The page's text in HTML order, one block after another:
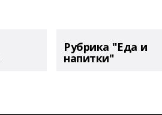
Рубрика "Еда и
напитки"